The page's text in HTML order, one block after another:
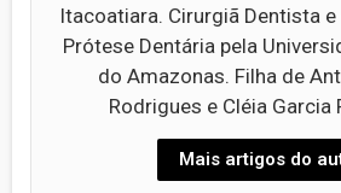
Itacoatiara. Cirurgiã Dentista
Prótese Dentária pela
do Amazonas. Filha de
Rodrigues e Cléia Garcia
Mais artigos do